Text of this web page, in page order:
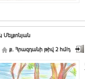
Մելքոնյան
ք. Հրազդանի թիվ 2 հմ/դ